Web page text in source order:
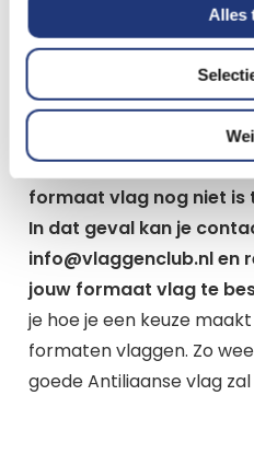
Alles
op de
vlag in een vlaggenstok
formaat vlag hanteren
kwaliteit vlaggenstof
vlag. We hebben vaak
voorraad.Het kan zijn
formaat vlag nog niet is
In dat geval kan je
info@vlaggenclub.nl en
jouw formaat vlag te
je hoe je een keuze
formaten vlaggen. Zo
goede Antiliaanse vlag